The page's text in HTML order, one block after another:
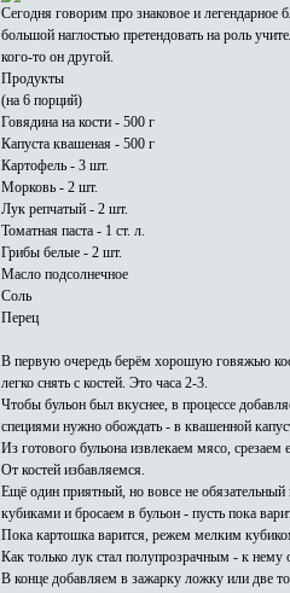
Сегодня говорим про знаковое и
большой наглостью претендовать на роль
кого-то он другой.
Продукты
(на 6 порций)
Говядина на кости - 500 г
Капуста квашеная - 500 г
Картофель - 3 шт.
Морковь - 2 шт.
Лук репчатый - 2 шт.
Томатная паста - 1 ст. л.
Грибы белые - 2 шт.
Масло подсолнечное
Соль
Перец
В первую очередь берём хорошую говяжью
легко снять с костей. Это часа 2-3.
Чтобы бульон был вкуснее, в процессе
специями нужно обождать - в квашенной
Из готового бульона извлекаем мясо,
От костей избавляемся.
Ещё один приятный, но вовсе не
кубиками и бросаем в бульон - пусть пока
Пока картошка варится, режем мелким
Как только лук стал полупрозрачным - к нему
В конце добавляем в зажарку ложку или две